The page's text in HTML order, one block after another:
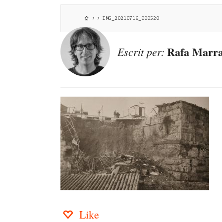
IMG_20210716_000520
Escrit per: Rafa
Like